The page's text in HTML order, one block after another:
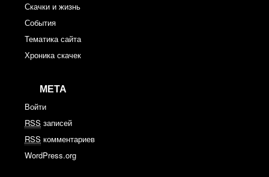
Скачки и жизнь
События
Тематика сайта
Хроника скачек
МЕТА
Войти
RSS записей
RSS комментариев
WordPress.org